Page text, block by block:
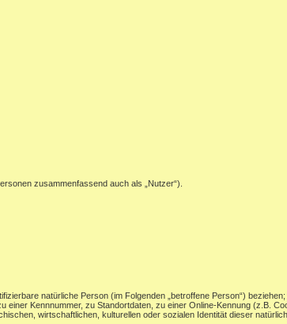
zusammenfassend auch als „Nutzer“).
natürliche Person (im Folgenden „betroffene Person“)
Kennnummer, zu Standortdaten, zu einer Online-Kennung (z.B.
wirtschaftlichen, kulturellen oder sozialen Identität dieser